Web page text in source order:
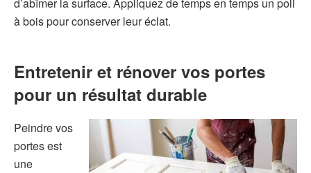
à bois pour conserver leur éclat.
Entretenir et rénover vos portes
pour un résultat durable
Peindre vos
portes est
une